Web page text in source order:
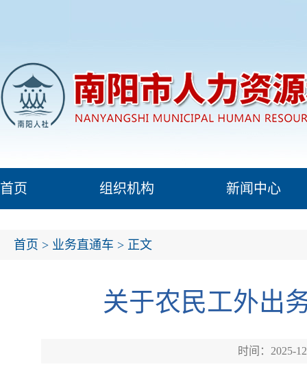
首页 组织机构 新闻中心
首页 > 业务直通车 > 正文
关于农民工外出
时间：2025-